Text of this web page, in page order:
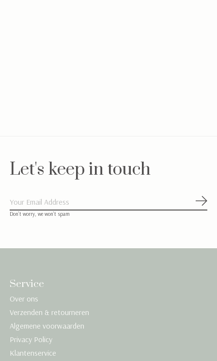
Let's keep in touch
Don’t worry, we won’t spam
Service
Over ons
Verzenden & retourneren
Algemene voorwaarden
Privacy Policy
Klantenservice